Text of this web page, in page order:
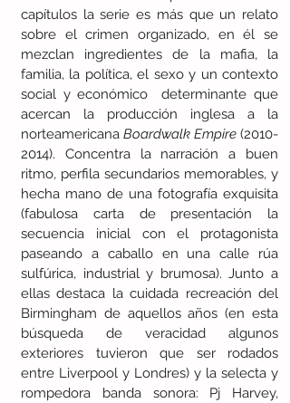
capítulos la serie es más que un relato
sobre el crimen organizado, en él se
mezclan ingredientes de la mafia, la
familia, la política, el sexo y un contexto
social y económico  determinante que
acercan la producción inglesa a la
norteamericana Boardwalk Empire (2010-
2014). Concentra la narración a buen
ritmo, perfila secundarios memorables, y
hecha mano de una fotografía exquisita
(fabulosa carta de presentación la
secuencia inicial con el protagonista
paseando a caballo en una calle rúa
sulfúrica, industrial y brumosa). Junto a
ellas destaca la cuidada recreación del
Birmingham de aquellos años (en esta
búsqueda de veracidad algunos
exteriores tuvieron que ser rodados
entre Liverpool y Londres) y la selecta y
rompedora banda sonora: Pj Harvey,